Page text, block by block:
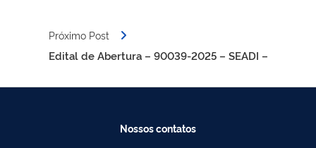
Próximo Post
Edital de Abertura – 90039-2025 – SEADI –
Nossos contatos